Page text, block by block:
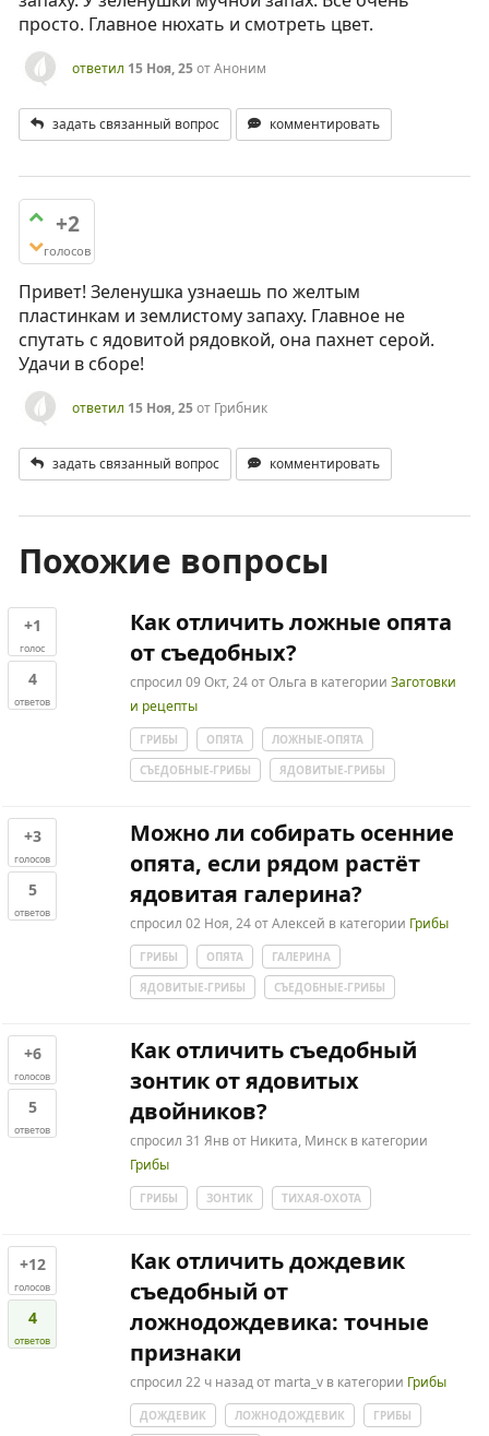
просто. Главное нюхать и смотреть цвет.
ответил 15 Ноя, 25отАноним
задать связанный вопрос комментировать
+2
голосов
Привет! Зеленушка узнаешь по желтым
пластинкам и землистому запаху. Главное не
спутать с ядовитой рядовкой, она пахнет серой.
Удачи в сборе!
ответил 15 Ноя, 25от Грибник
задать связанный вопрос комментировать
Похожие вопросы
+1
голос
4
ответов
Как отличить ложные опята
от съедобных?
спросил 09 Окт, 24 отОльга в категории Заготовки
и рецепты
ГРИБЫ ОПЯТА
ЛОЖНЫЕ-ОПЯТА
СЪЕДОБНЫЕ-ГРИБЫ
ЯДОВИТЫЕ-ГРИБЫ
+3
голосов
5
ответов
Можно ли собирать осенние
опята, если рядом растёт
ядовитая галерина?
спросил 02 Ноя, 24 отАлексей в категории Грибы
ГРИБЫ ОПЯТА
ГАЛЕРИНА
ЯДОВИТЫЕ-ГРИБЫ
СЪЕДОБНЫЕ-ГРИБЫ
+6
голосов
5
ответов
Как отличить съедобный
зонтик от ядовитых
двойников?
спросил 31 Янв от Никита, Минск в категории
Грибы
ГРИБЫ ЗОНТИК ТИХАЯ-ОХОТА
+12
голосов
4
ответов
Как отличить дождевик
съедобный от
ложнодождевика: точные
признаки
спросил 22 чназад от marta_v в категории Грибы
ДОЖДЕВИК ЛОЖНОДОЖДЕВИК
ГРИБЫ